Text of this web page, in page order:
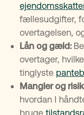
fællesudgifter,
overtagelsen,
Lån og gæld:
overtager,
tinglyste
Mangler og
hvordan I
bruge